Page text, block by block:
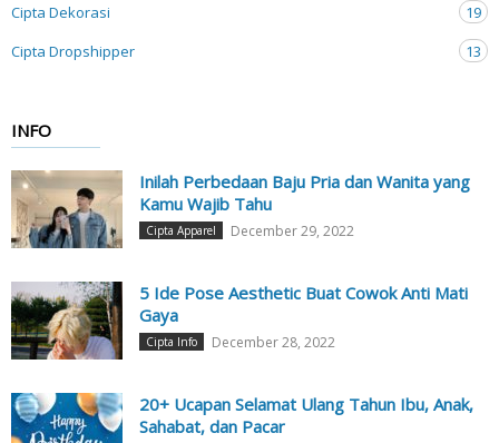
Cipta Dekorasi
19
Cipta Dropshipper
13
INFO
Inilah Perbedaan Baju Pria dan Wanita yang
Kamu Wajib Tahu
Cipta Apparel December 29, 2022
5 Ide Pose Aesthetic Buat Cowok Anti Mati
Gaya
Cipta Info December 28, 2022
20+ Ucapan Selamat Ulang Tahun Ibu, Anak,
Sahabat, dan Pacar